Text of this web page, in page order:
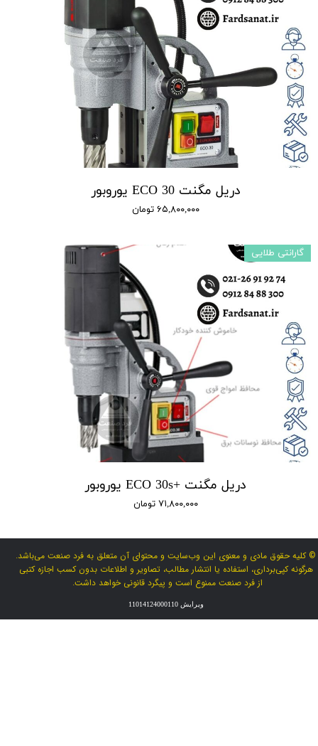
دریل مگنت ECO 30 یوروبور
۶۵,۸۰۰,۰۰۰ تومان
دریل مگنت +ECO 30s یوروبور
۷۱,۸۰۰,۰۰۰ تومان
گارانتی طلایی
© کلیه حقوق مادی و معنوی این وب‌سایت و محتوای آن متعلق به فرد صنعت می‌باشد.
هرگونه کپی‌برداری، استفاده یا انتشار مطالب، تصاویر و اطلاعات بدون کسب اجازه کتبی
از فرد صنعت ممنوع است و پیگرد قانونی خواهد داشت.
ویرایش 11014124000110